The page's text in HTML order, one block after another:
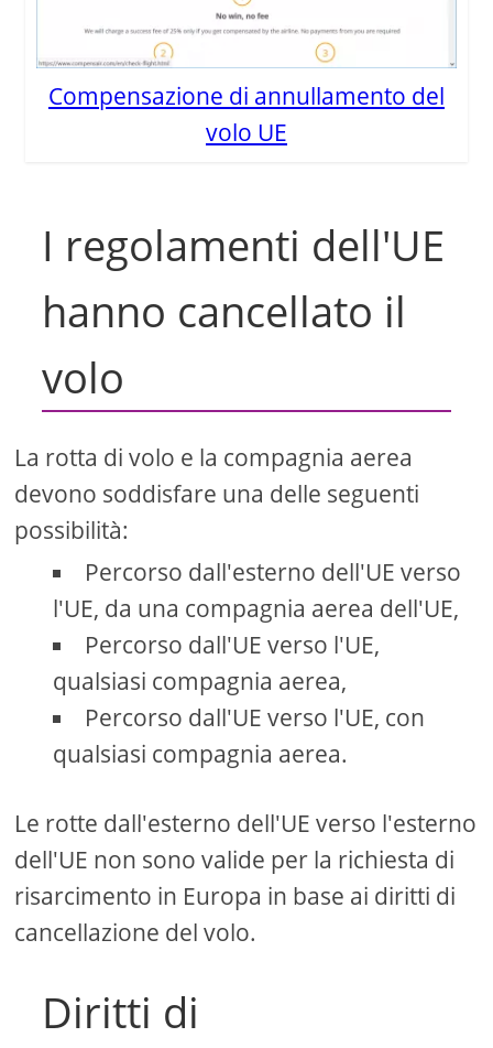
Compensazione di annullamento del
volo UE
I regolamenti dell'UE
hanno cancellato il
volo
La rotta di volo e la compagnia aerea
devono soddisfare una delle seguenti
possibilità:
Percorso dall'esterno dell'UE verso
l'UE, da una compagnia aerea dell'UE,
Percorso dall'UE verso l'UE,
qualsiasi compagnia aerea,
Percorso dall'UE verso l'UE, con
qualsiasi compagnia aerea.
Le rotte dall'esterno dell'UE verso l'esterno
dell'UE non sono valide per la richiesta di
risarcimento in Europa in base ai diritti di
cancellazione del volo.
Diritti di